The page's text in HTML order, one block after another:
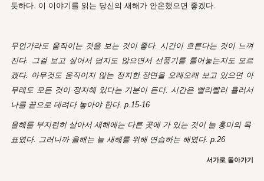
듯하다. 이 이야기를 읽는 당신의 새해가 안온했으면 좋겠다.
무언가라도 움직이는 것을 보는 것이 좋다. 시간이 흐른다는 것이 느껴
진다. 그걸 보고 싶어서 덥지도 않으면서 선풍기를 틀어놓는지도 모르
겠다. 아무것도 움직이지 않는 정지한 장면을 오래오래 보고 있으면 아
무래도 모든 것이 정지해 있다는 기분이 든다. 시간은 빨리빨리 흘러서
나를 끝으로 데려다 놓아야 한다. p.15-16
올해를 부지런히 살아서 새해에는 다른 곳에 가 있는 것이 늘 홍미의 목
표였다. 그러니까 올해는 늘 새해를 위해 연습하는 해였다. p.26
서가로 돌아가기